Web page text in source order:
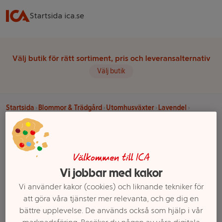
Startsida ica.se
Välj butik för rätt sortiment, pris och leveransalternativ
Välj butik
Startsida Blommor & Trädgård Utomhusväxter
Lavendel
Lavendel rosa 15 cm
Välkommen till ICA
Vi jobbar med kakor
Vi använder kakor (cookies) och liknande tekniker för
att göra våra tjänster mer relevanta, och ge dig en
bättre upplevelse. De används också som hjälp i vår